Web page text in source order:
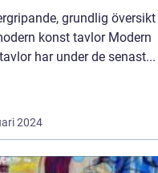
grundlig översikt
konst tavlor Modern
har under de senast...
2024